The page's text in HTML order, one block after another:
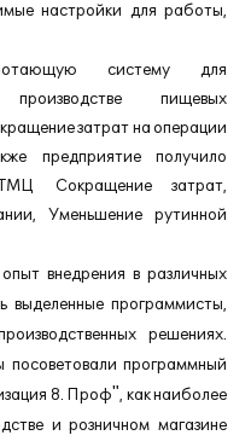
настройки для работы,
систему для
пищевых
затрат на операции
предприятие получило
Сокращение затрат,
Уменьшение рутинной
внедрения в различных
выделенные программисты,
решениях.
посоветовали программный
8. Проф", как наиболее
и розничном магазине